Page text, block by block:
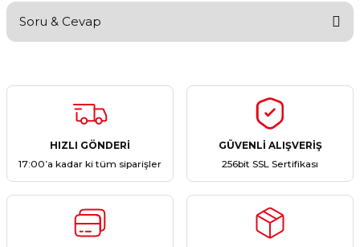
Yorum Yaz
Soru & Cevap
Ürün hakkında henüz soru sorulmamış.
HIZLI GÖNDERİ
17:00’a kadar ki tüm siparişler
GÜVENLİ ALIŞVERİŞ
256bit SSL Sertifikası